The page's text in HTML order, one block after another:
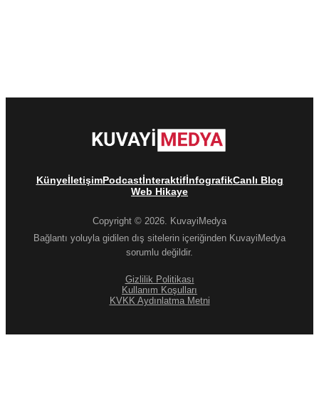
KünyeİletişimPodcastİnteraktifİnfografikCanlı Blog
Web Hikaye
Copyright © 2026. KuvayiMedya
Bağlantı yoluyla gidilen dış sitelerin içeriğinden KuvayiMedya
sorumlu değildir.
Gizlilik Politikası
Kullanım Koşulları
KVKK Aydınlatma Metni